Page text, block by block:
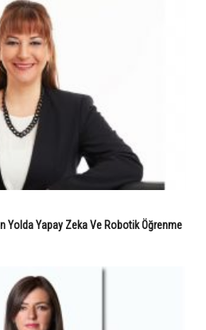
Yolda Yapay Zeka Ve Robotik Öğrenme